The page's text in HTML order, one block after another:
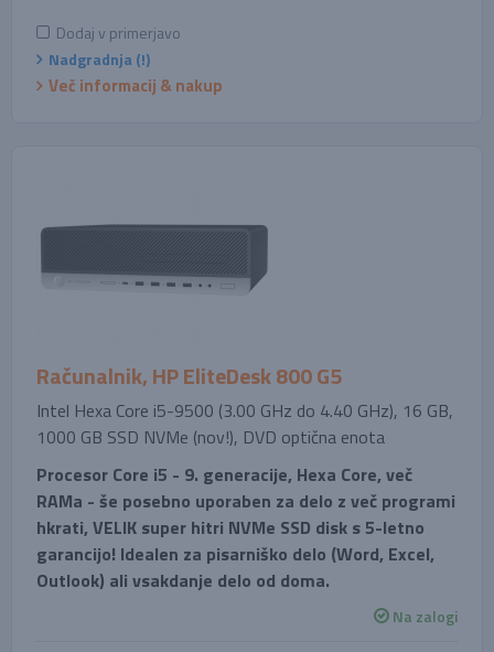
Dodaj v primerjavo
Nadgradnja (!)
Več informacij & nakup
Računalnik, HP EliteDesk 800 G5
Intel Hexa Core i5-9500 (3.00 GHz do 4.40 GHz), 16 GB,
1000 GB SSD NVMe (nov!), DVD optična enota
Procesor Core i5 - 9. generacije, Hexa Core, več
RAMa - še posebno uporaben za delo z več programi
hkrati, VELIK super hitri NVMe SSD disk s 5-letno
garancijo! Idealen za pisarniško delo (Word, Excel,
Outlook) ali vsakdanje delo od doma.
Na zalogi